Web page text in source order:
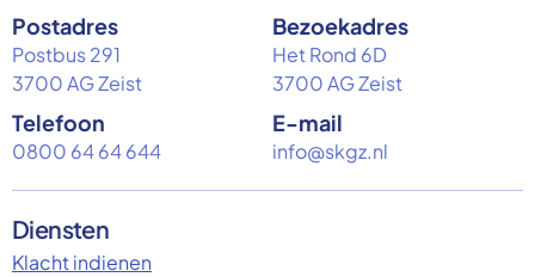
Postadres
Postbus 291
3700 AG Zeist
Bezoekadres
Het Rond 6D
3700 AG Zeist
Telefoon
0800 64 64 644
E-mail
info@skgz.nl
Diensten
Klacht indienen